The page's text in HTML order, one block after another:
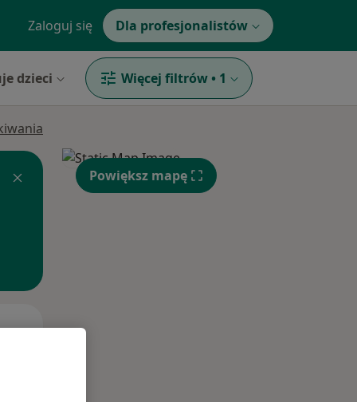
Zaloguj się Dla profesjonalistów
dzieci Więcej filtrów • 1
Wt,
Powiększ mapę